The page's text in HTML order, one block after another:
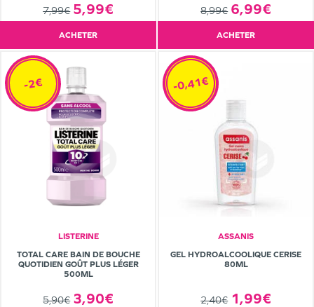
7,99€ 5,99€
ACHETER
8,99€ 6,99€
ACHETER
LISTERINE
TOTAL CARE BAIN DE BOUCHE
QUOTIDIEN GOÛT PLUS LÉGER
500ML
5,90€ 3,90€
-2€
ASSANIS
GEL HYDROALCOOLIQUE CERISE
80ML
2,40€ 1,99€
-0,41€